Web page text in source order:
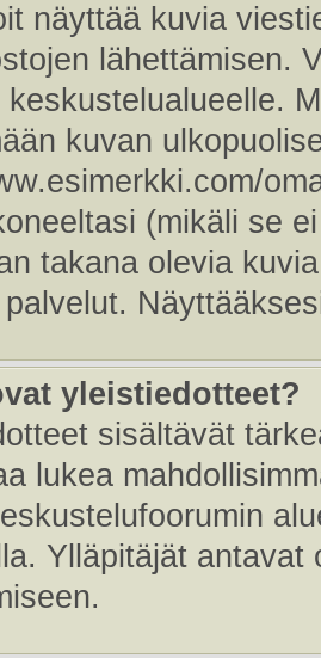
näyttää kuvia
lähettämisen.
keskustelualueelle.
kuvan
(mikäli se
takana olevia
yleistiedotteet?
sisältävät
lukea
Ylläpitäjät antavat